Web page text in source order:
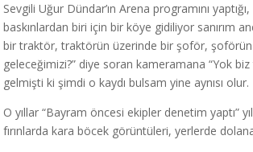
Sevgili Uğur Dündar’ın Arena programını
baskınlardan biri için bir köye gidiliyor sanırım
bir traktör, traktörün üzerinde bir şoför, şoförün
geleceğimizi?” diye soran kameramana “Yok
gelmişti ki şimdi o kaydı bulsam yine aynısı
O yıllar “Bayram öncesi ekipler denetim yaptı”
fırınlarda kara böcek görüntüleri, yerlerde